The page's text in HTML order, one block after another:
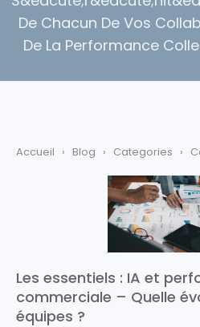
De Chacun De Vos
De La Performance
Accueil › Blog › Categories ›
Les essentiels : IA et
commerciale – Quelle
équipes ?